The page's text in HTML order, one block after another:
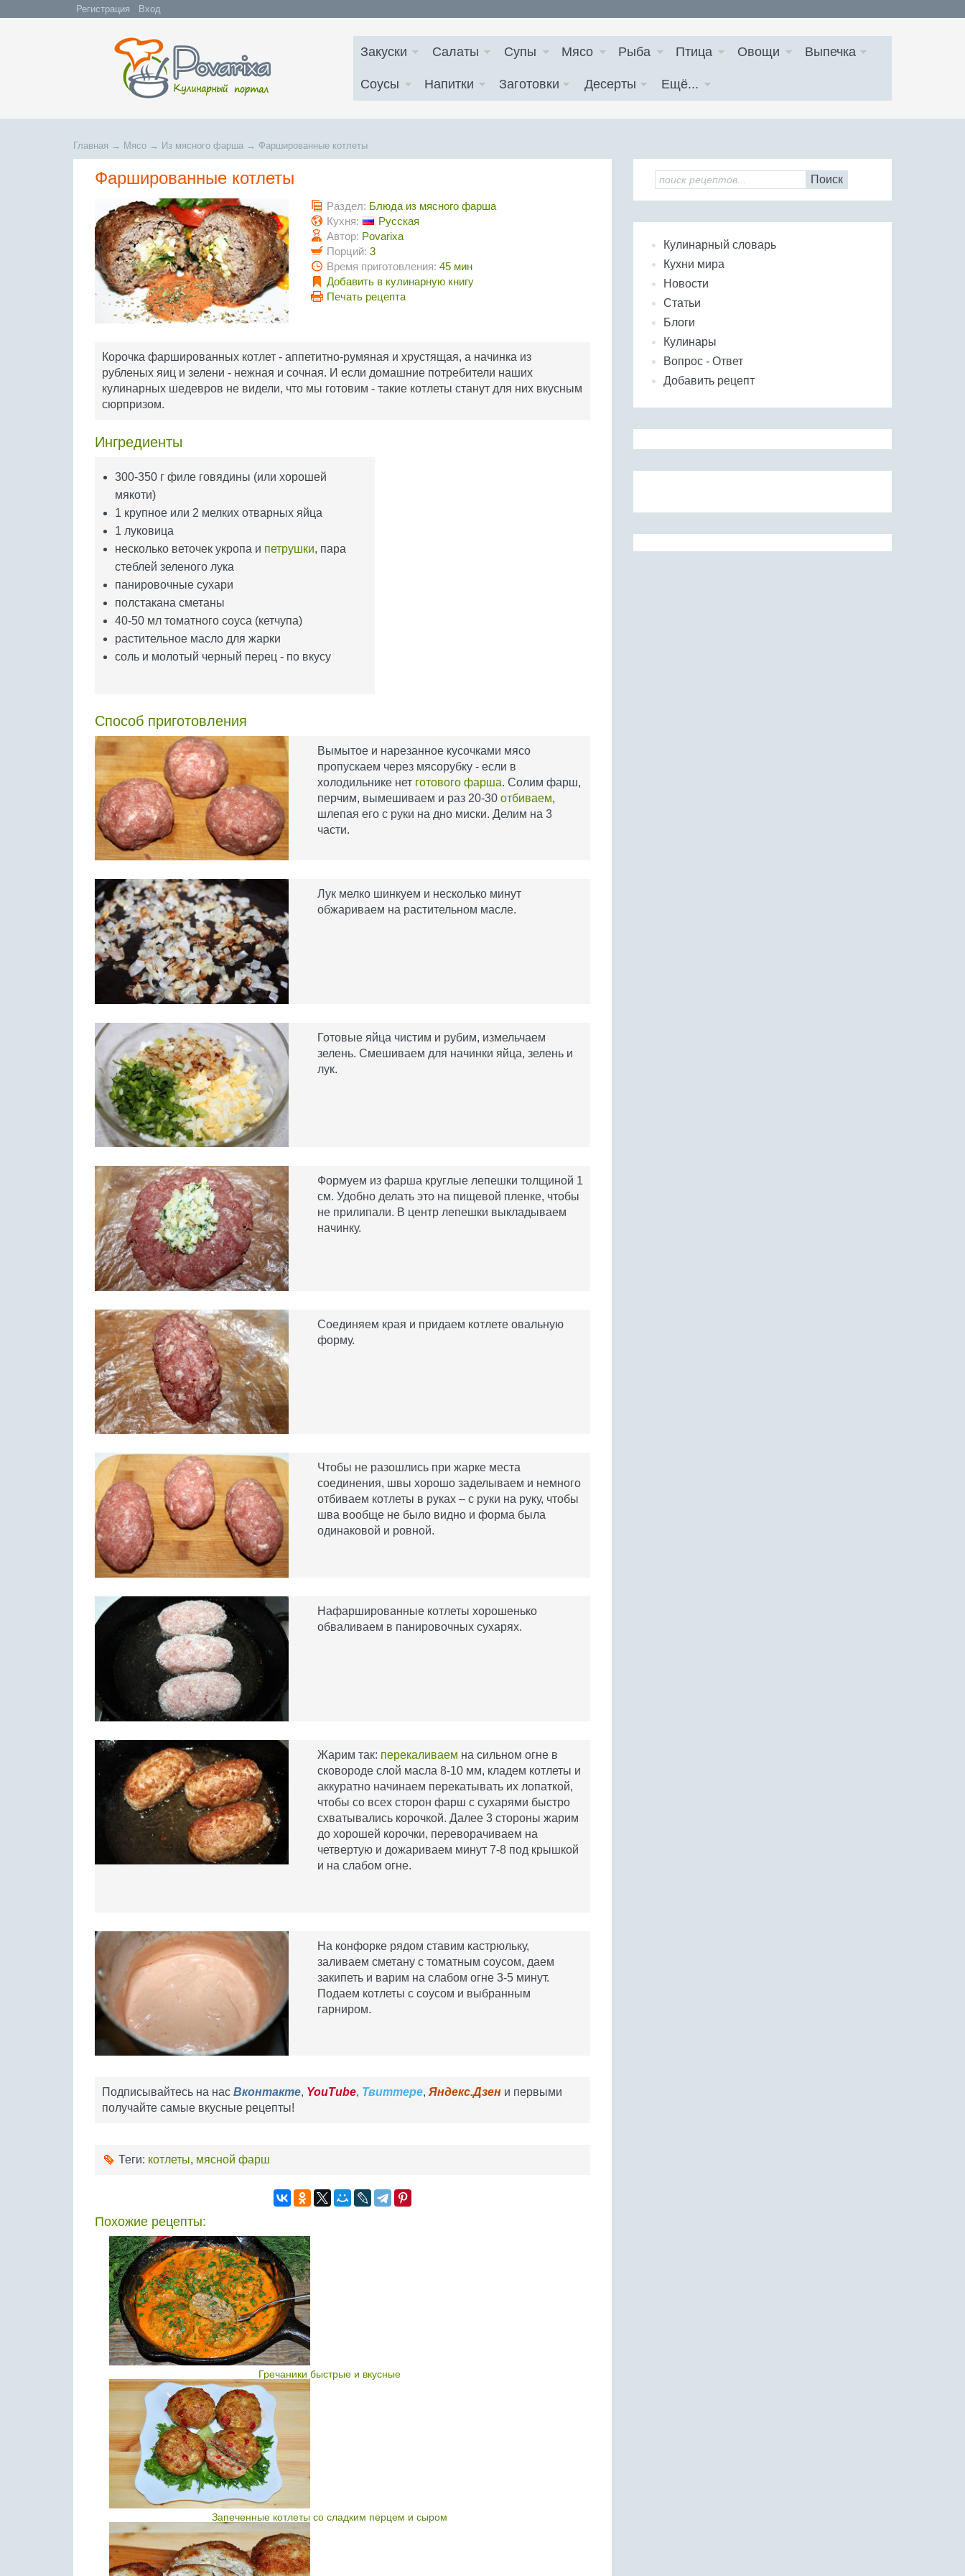
Регистрация Вход
Закуски Салаты Супы Мясо Рыба Птица Овощи Выпечка
Соусы Напитки Заготовки Десерты Ещё...
Главная → Мясо → Из мясного фарша → Фаршированные котлеты
Фаршированные котлеты
Раздел: Блюда из мясного фарша
Кухня:
Русская
Автор: Povarixa
Порций: 3
Время приготовления: 45 мин
Добавить в кулинарную книгу
Печать рецепта
Корочка фаршированных котлет - аппетитно-румяная и хрустящая, а начинка из
рубленых яиц и зелени - нежная и сочная. И если домашние потребители наших
кулинарных шедевров не видели, что мы готовим - такие котлеты станут для них вкусным
сюрпризом.
Ингредиенты
300-350 г филе говядины (или хорошей
мякоти)
1 крупное или 2 мелких отварных яйца
1 луковица
несколько веточек укропа и петрушки, пара
стеблей зеленого лука
панировочные сухари
полстакана сметаны
40-50 мл томатного соуса (кетчупа)
растительное масло для жарки
соль и молотый черный перец - по вкусу
Способ приготовления
Вымытое и нарезанное кусочками мясо
пропускаем через мясорубку - если в
холодильнике нет готового фарша. Солим фарш,
перчим, вымешиваем и раз 20-30 отбиваем,
шлепая его с руки на дно миски. Делим на 3
части.
Лук мелко шинкуем и несколько минут
обжариваем на растительном масле.
Готовые яйца чистим и рубим, измельчаем
зелень. Смешиваем для начинки яйца, зелень и
лук.
Формуем из фарша круглые лепешки толщиной 1
см. Удобно делать это на пищевой пленке, чтобы
не прилипали. В центр лепешки выкладываем
начинку.
Соединяем края и придаем котлете овальную
форму.
Чтобы не разошлись при жарке места
соединения, швы хорошо заделываем и немного
отбиваем котлеты в руках – с руки на руку, чтобы
шва вообще не было видно и форма была
одинаковой и ровной.
Нафаршированные котлеты хорошенько
обваливаем в панировочных сухарях.
Жарим так: перекаливаем на сильном огне в
сковороде слой масла 8-10 мм, кладем котлеты и
аккуратно начинаем перекатывать их лопаткой,
чтобы со всех сторон фарш с сухарями быстро
схватывались корочкой. Далее 3 стороны жарим
до хорошей корочки, переворачиваем на
четвертую и дожариваем минут 7-8 под крышкой
и на слабом огне.
На конфорке рядом ставим кастрюльку,
заливаем сметану с томатным соусом, даем
закипеть и варим на слабом огне 3-5 минут.
Подаем котлеты с соусом и выбранным
гарниром.
Подписывайтесь на нас Вконтакте, YouTube, Твиттере, Яндекс.Дзен и первыми
получайте самые вкусные рецепты!
Теги: котлеты, мясной фарш
Похожие рецепты:
Гречаники быстрые и вкусные
Запеченные котлеты со сладким перцем и сыром
Поиск
Кулинарный словарь
Кухни мира
Новости
Статьи
Блоги
Кулинары
Вопрос - Ответ
Добавить рецепт